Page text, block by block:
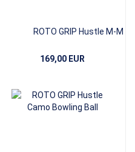
ROTO GRIP Hustle M-M
169,00 EUR